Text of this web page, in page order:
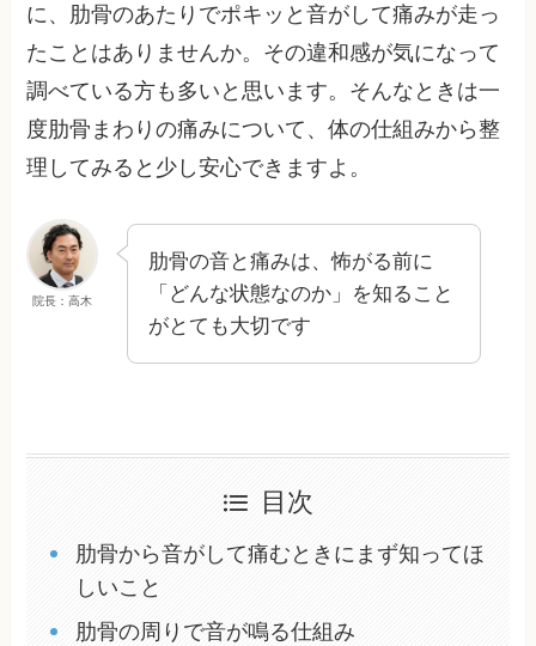
に、肋骨のあたりでポキッと音がして痛みが走っ
たことはありませんか。その違和感が気になって
調べている方も多いと思います。そんなときは一
度肋骨まわりの痛みについて、体の仕組みから整
理してみると少し安心できますよ。
院長：高木
肋骨の音と痛みは、怖がる前に
「どんな状態なのか」を知ること
がとても大切です
目次
肋骨から音がして痛むときにまず知ってほ
しいこと
肋骨の周りで音が鳴る仕組み